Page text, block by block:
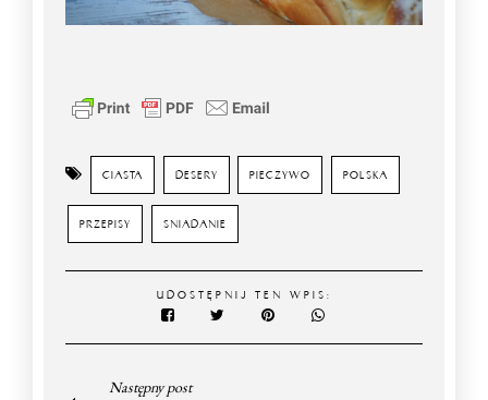
CIASTA DESERY PIECZYWO POLSKA
PRZEPISY SNIADANIE
UDOSTĘPNIJ TEN WPIS:
Następny post